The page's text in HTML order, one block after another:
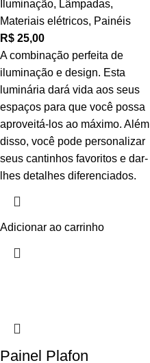
Iluminação, Lâmpadas,
Materiais elétricos, Painéis
R$ 25,00
A combinação perfeita de
iluminação e design. Esta
luminária dará vida aos seus
espaços para que você possa
aproveitá-los ao máximo. Além
disso, você pode personalizar
seus cantinhos favoritos e dar-
lhes detalhes diferenciados.
Adicionar ao carrinho
Painel Plafon